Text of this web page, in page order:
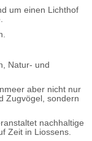
um einen Lichthof
Natur- und
aber nicht nur
Zugvögel, sondern
nachhaltige
Zeit in Liossens.